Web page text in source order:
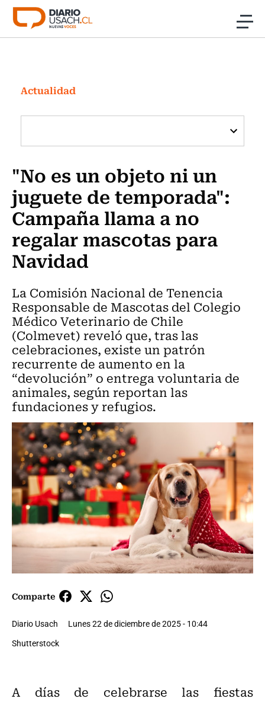
Click acá para ir directamente al contenido
Investigación
Cultura
Programas Radio y TV Usach
Actualidad
"No es un objeto ni un
juguete de temporada":
Campaña llama a no
regalar mascotas para
Navidad
La Comisión Nacional de Tenencia
Responsable de Mascotas del Colegio
Médico Veterinario de Chile
(Colmevet) reveló que, tras las
celebraciones, existe un patrón
recurrente de aumento en la
“devolución” o entrega voluntaria de
animales, según reportan las
fundaciones y refugios.
Comparte
Diario Usach
Lunes 22 de diciembre de 2025 - 10:44
Shutterstock
A días de celebrarse las fiestas